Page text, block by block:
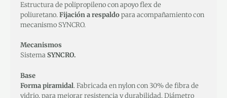
Estructura de polipropileno con apoyo flex de
poliuretano.Fijación a respaldopara acompañamiento con
mecanismo SYNCRO.
Mecanismos
SistemaSYNCRO.
Base
Forma piramidal. Fabricada en nylon con 30% de fibra de
vidrio, para mejorar resistencia y durabilidad. Diámetro